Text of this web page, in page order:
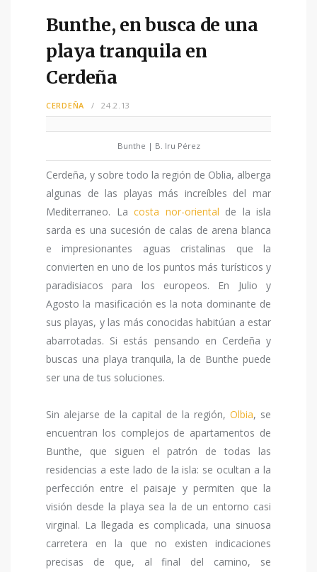
Bunthe, en busca de una
playa tranquila en
Cerdeña
CERDEÑA 24.2.13
Bunthe | B. Iru Pérez
Cerdeña, y sobre todo la región de Oblia, alberga
algunas de las playas más increíbles del mar
Mediterraneo. La costa nor-oriental de la isla
sarda es una sucesión de calas de arena blanca
e impresionantes aguas cristalinas que la
convierten en uno de los puntos más turísticos y
paradisiacos para los europeos. En Julio y
Agosto la masificación es la nota dominante de
sus playas, y las más conocidas habitúan a estar
abarrotadas. Si estás pensando en Cerdeña y
buscas una playa tranquila, la de Bunthe puede
ser una de tus soluciones.
Sin alejarse de la capital de la región, Olbia, se
encuentran los complejos de apartamentos de
Bunthe, que siguen el patrón de todas las
residencias a este lado de la isla: se ocultan a la
perfección entre el paisaje y permiten que la
visión desde la playa sea la de un entorno casi
virginal. La llegada es complicada, una sinuosa
carretera en la que no existen indicaciones
precisas de que, al final del camino, se